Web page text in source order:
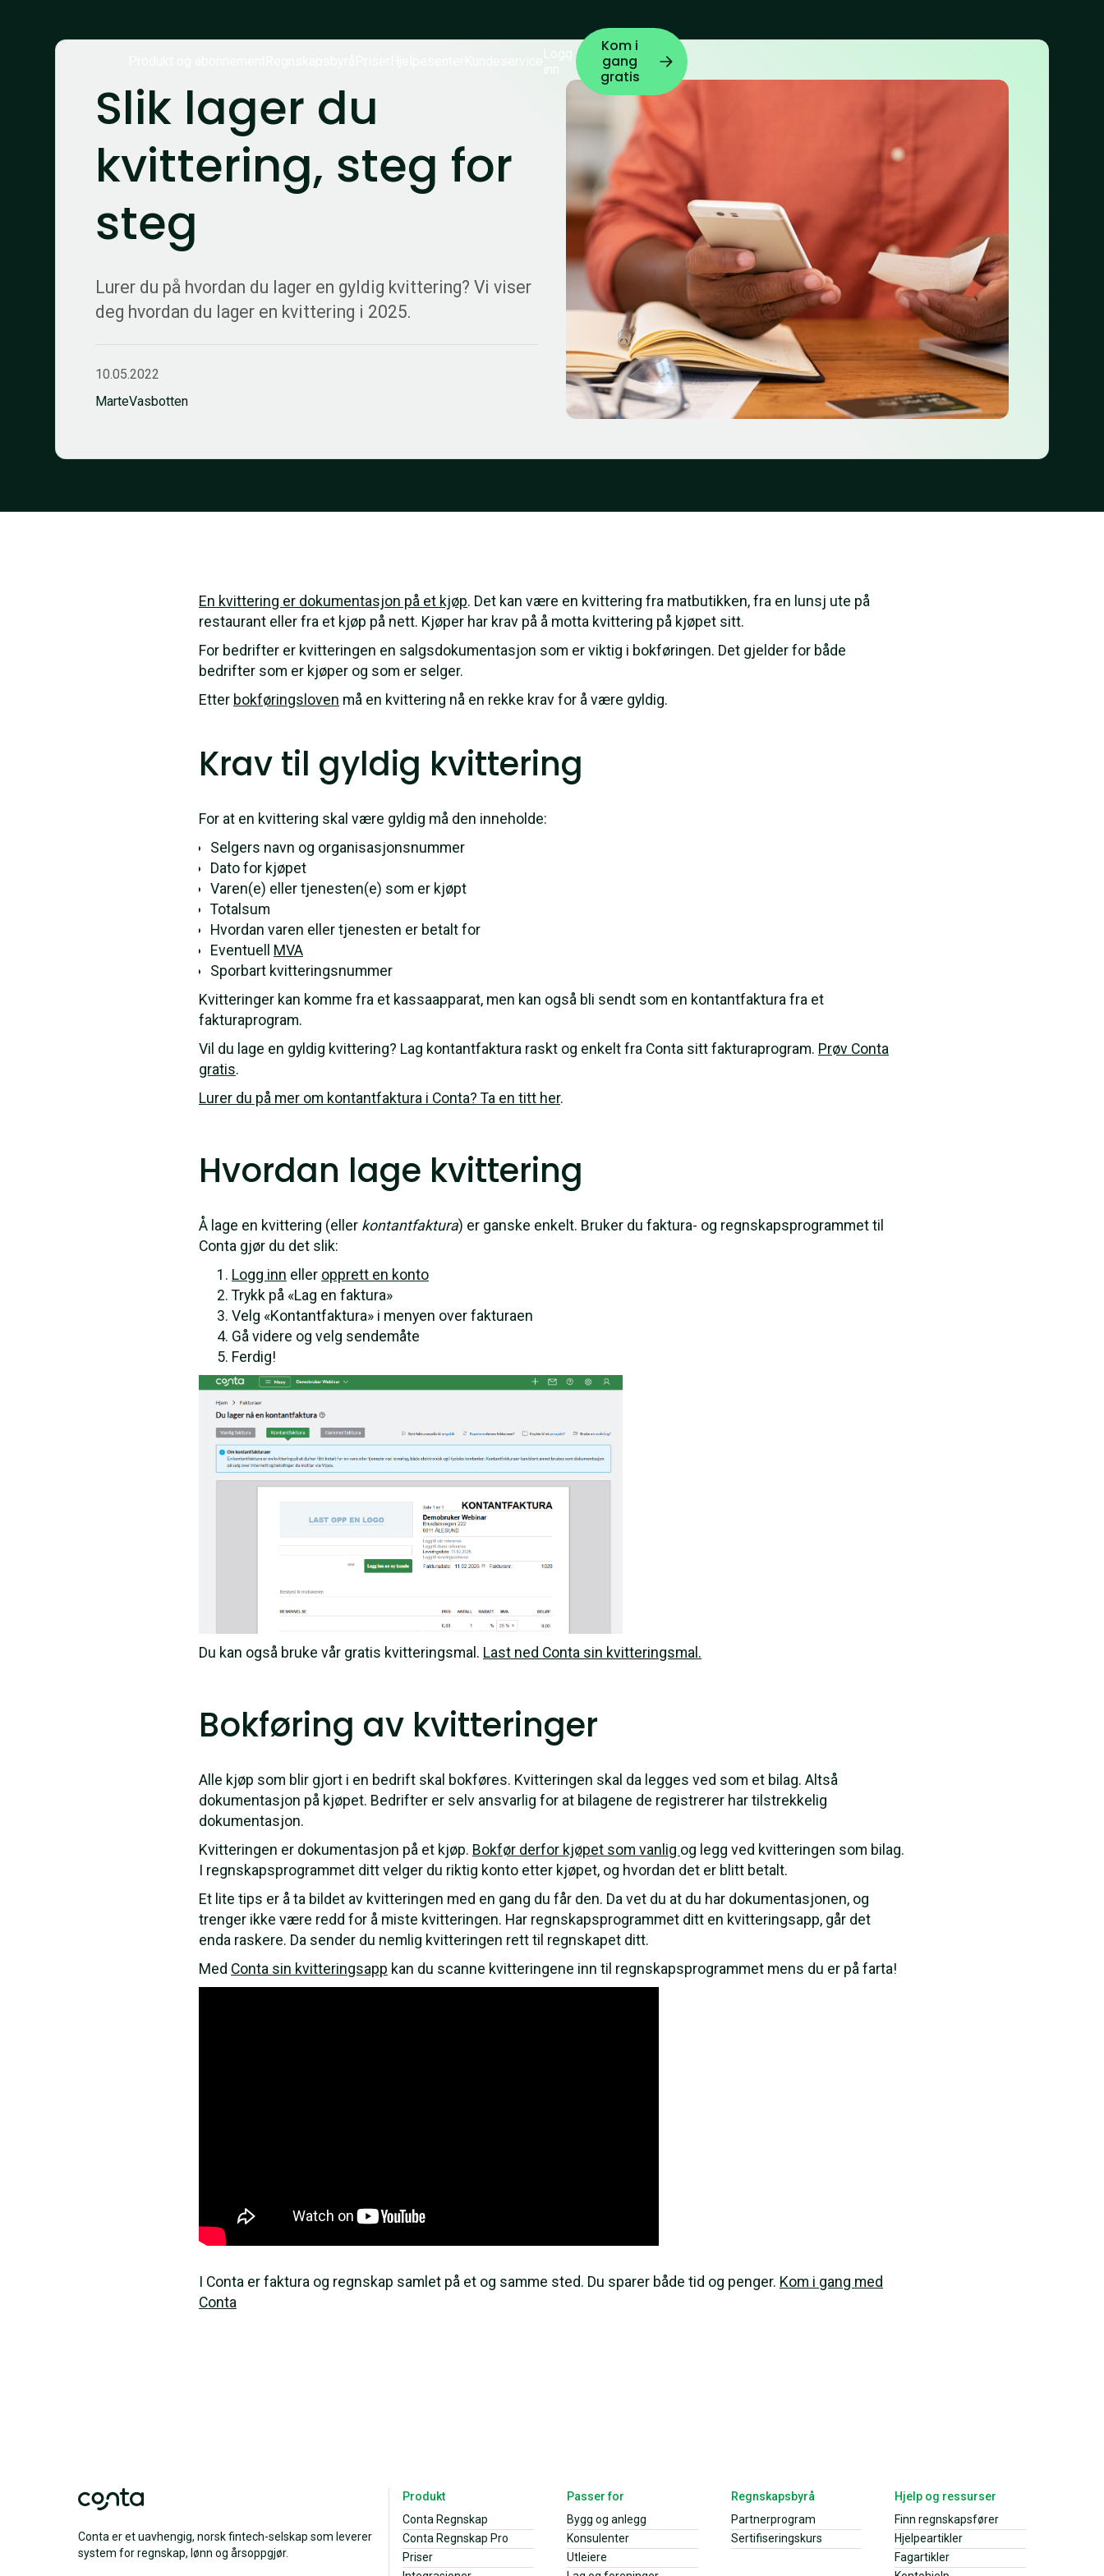
Logg
Kom i
gang
gratis
Slik lager du
kvittering, steg for
steg
Lurer du på hvordan du lager en gyldig kvittering? Vi viser
deg hvordan du lager en kvittering i 2025.
10.05.2022
MarteVasbotten
En kvittering er dokumentasjon på et kjøp. Det kan være en kvittering fra matbutikken, fra en lunsj ute på
restaurant eller fra et kjøp på nett. Kjøper har krav på å motta kvittering på kjøpet sitt.
For bedrifter er kvitteringen en salgsdokumentasjon som er viktig i bokføringen. Det gjelder for både
bedrifter som er kjøper og som er selger.
Etter bokføringsloven må en kvittering nå en rekke krav for å være gyldig.
Krav til gyldig kvittering
For at en kvittering skal være gyldig må den inneholde:
Selgers navn og organisasjonsnummer
Dato for kjøpet
Varen(e) eller tjenesten(e) som er kjøpt
Totalsum
Hvordan varen eller tjenesten er betalt for
Eventuell MVA
Sporbart kvitteringsnummer
Kvitteringer kan komme fra et kassaapparat, men kan også bli sendt som en kontantfaktura fra et
fakturaprogram.
Vil du lage en gyldig kvittering? Lag kontantfaktura raskt og enkelt fra Conta sitt fakturaprogram. Prøv Conta
gratis.
Lurer du på mer om kontantfaktura i Conta? Ta en titt her.
Hvordan lage kvittering
Å lage en kvittering (eller kontantfaktura) er ganske enkelt. Bruker du faktura- og regnskapsprogrammet til
Conta gjør du det slik:
Logg inn eller opprett en konto
Trykk på «Lag en faktura»
Velg «Kontantfaktura» i menyen over fakturaen
Gå videre og velg sendemåte
Ferdig!
Du kan også bruke vår gratis kvitteringsmal. Last ned Conta sin kvitteringsmal.
Bokføring av kvitteringer
Alle kjøp som blir gjort i en bedrift skal bokføres. Kvitteringen skal da legges ved som et bilag. Altså
dokumentasjon på kjøpet. Bedrifter er selv ansvarlig for at bilagene de registrerer har tilstrekkelig
dokumentasjon.
Kvitteringen er dokumentasjon på et kjøp. Bokfør derfor kjøpet som vanlig og legg ved kvitteringen som bilag.
I regnskapsprogrammet ditt velger du riktig konto etter kjøpet, og hvordan det er blitt betalt.
Et lite tips er å ta bildet av kvitteringen med en gang du får den. Da vet du at du har dokumentasjonen, og
trenger ikke være redd for å miste kvitteringen. Har regnskapsprogrammet ditt en kvitteringsapp, går det
enda raskere. Da sender du nemlig kvitteringen rett til regnskapet ditt.
Med Conta sin kvitteringsapp kan du scanne kvitteringene inn til regnskapsprogrammet mens du er på farta!
I Conta er faktura og regnskap samlet på et og samme sted. Du sparer både tid og penger. Kom i gang med
Conta
Conta er et uavhengig, norsk fintech-selskap som leverer
system for regnskap, lønn og årsoppgjør.
Produkt
Conta Regnskap
Conta Regnskap Pro
Priser
Passer for
Bygg og anlegg
Konsulenter
Utleiere
Regnskapsbyrå
Partnerprogram
Sertifiseringskurs
Hjelp og ressurser
Finn regnskapsfører
Hjelpeartikler
Fagartikler